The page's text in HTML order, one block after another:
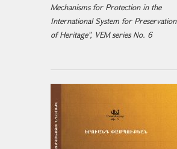
Mechanisms for Protection in the
International System for Preservation
of Heritage", VEM series No. 6